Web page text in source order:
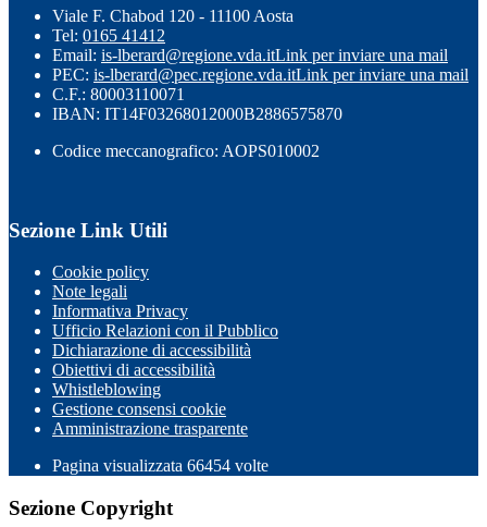
Viale F. Chabod 120 - 11100 Aosta
Tel: 0165 41412
Email: is-lberard@regione.vda.itLink per inviare una mail
PEC: is-lberard@pec.regione.vda.itLink per inviare una mail
C.F.: 80003110071
IBAN: IT14F03268012000B2886575870
Codice meccanografico: AOPS010002
Sezione Link Utili
Cookie policy
Note legali
Informativa Privacy
Ufficio Relazioni con il Pubblico
Dichiarazione di accessibilità
Obiettivi di accessibilità
Whistleblowing
Gestione consensi cookie
Amministrazione trasparente
Pagina visualizzata 66454 volte
Sezione Copyright